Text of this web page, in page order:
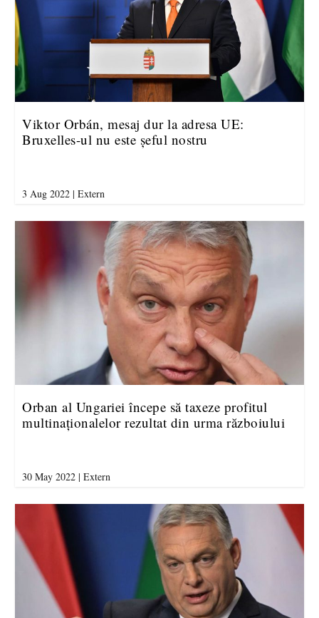
Viktor Orbán, mesaj dur la adresa UE:
Bruxelles-ul nu este șeful nostru
3 Aug 2022 |Extern
Orban al Ungariei începe să taxeze profitul
multinaționalelor rezultat din urma războiului
30 May 2022 |Extern